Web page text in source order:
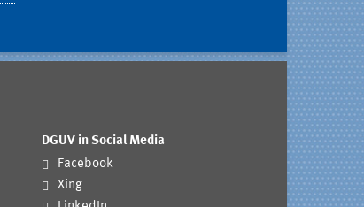
DGUV in Social Media
Facebook
Xing